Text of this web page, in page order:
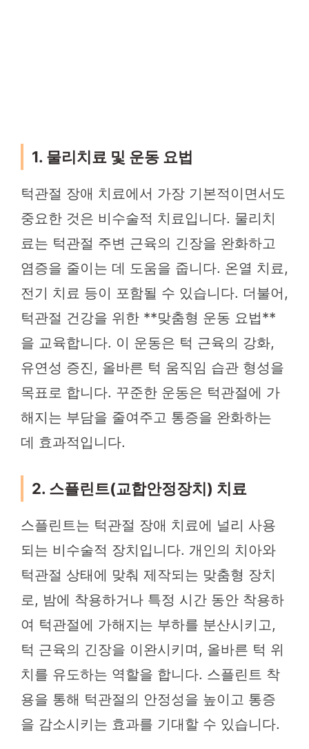
1. 물리치료 및 운동 요법
턱관절 장애 치료에서 가장 기본적이면서도
중요한 것은 비수술적 치료입니다. 물리치
료는 턱관절 주변 근육의 긴장을 완화하고
염증을 줄이는 데 도움을 줍니다. 온열 치료,
전기 치료 등이 포함될 수 있습니다. 더불어,
턱관절 건강을 위한 **맞춤형 운동 요법**
을 교육합니다. 이 운동은 턱 근육의 강화,
유연성 증진, 올바른 턱 움직임 습관 형성을
목표로 합니다. 꾸준한 운동은 턱관절에 가
해지는 부담을 줄여주고 통증을 완화하는
데 효과적입니다.
2. 스플린트(교합안정장치) 치료
스플린트는 턱관절 장애 치료에 널리 사용
되는 비수술적 장치입니다. 개인의 치아와
턱관절 상태에 맞춰 제작되는 맞춤형 장치
로, 밤에 착용하거나 특정 시간 동안 착용하
여 턱관절에 가해지는 부하를 분산시키고,
턱 근육의 긴장을 이완시키며, 올바른 턱 위
치를 유도하는 역할을 합니다. 스플린트 착
용을 통해 턱관절의 안정성을 높이고 통증
을 감소시키는 효과를 기대할 수 있습니다.